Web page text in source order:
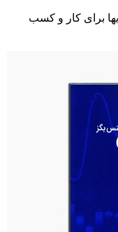
برای کار و کسب